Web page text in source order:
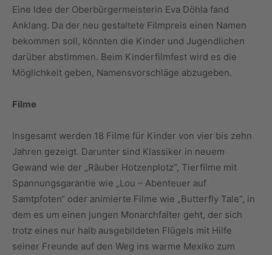
Eine Idee der Oberbürgermeisterin Eva Döhla fand
Anklang. Da der neu gestaltete Filmpreis einen Namen
bekommen soll, könnten die Kinder und Jugendlichen
darüber abstimmen. Beim Kinderfilmfest wird es die
Möglichkeit geben, Namensvorschläge abzugeben.
Filme
Insgesamt werden 18 Filme für Kinder von vier bis zehn
Jahren gezeigt. Darunter sind Klassiker in neuem
Gewand wie der „Räuber Hotzenplotz“, Tierfilme mit
Spannungsgarantie wie „Lou – Abenteuer auf
Samtpfoten“ oder animierte Filme wie „Butterfly Tale“, in
dem es um einen jungen Monarchfalter geht, der sich
trotz eines nur halb ausgebildeten Flügels mit Hilfe
seiner Freunde auf den Weg ins warme Mexiko zum